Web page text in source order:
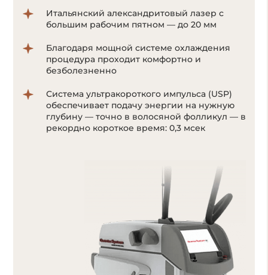
Отсутствие болевых ощущений за счет
мощной системы охлаждения Zimmer;
Система ультракороткого импульса
позволяет воздействовать на волоски даже
с минимальным количеством пигмента